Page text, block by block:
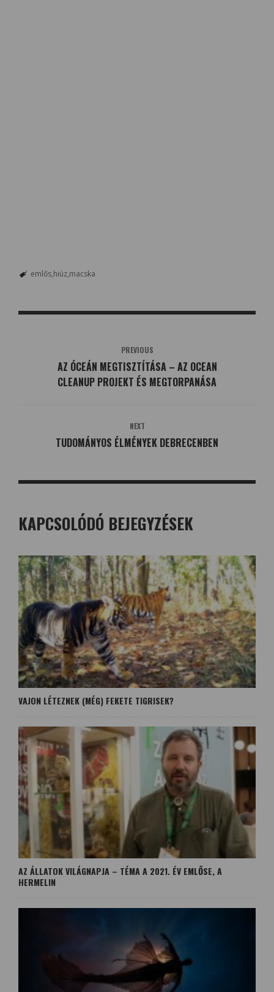
emlős hiúz macska
PREVIOUS
AZ ÓCEÁN MEGTISZTÍTÁSA – AZ OCEAN
CLEANUP PROJEKT ÉS MEGTORPANÁSA
NEXT
TUDOMÁNYOS ÉLMÉNYEK DEBRECENBEN
KAPCSOLÓDÓ BEJEGYZÉSEK
VAJON LÉTEZNEK (MÉG) FEKETE TIGRISEK?
AZ ÁLLATOK VILÁGNAPJA – TÉMA A 2021. ÉV EMLŐSE, A
HERMELIN